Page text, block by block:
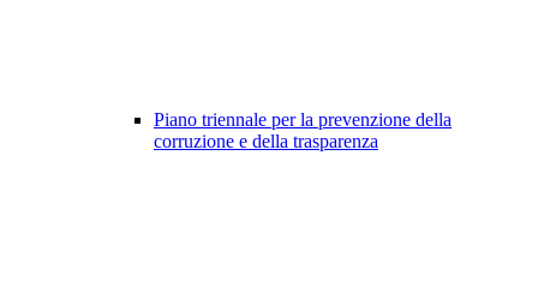
Piano triennale per la prevenzione della
corruzione e della trasparenza